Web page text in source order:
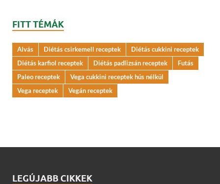
FITT TÉMÁK
Alvás Diétás csirkemell receptek
Diétás cukkini receptek
Diétás karfiol receptek
Diétás padlizsán receptek
Futás
Paleo receptek
Vega cukkini receptek hús nélkül
Vega receptek
Vegán receptek
LEGÚJABB CIKKEK